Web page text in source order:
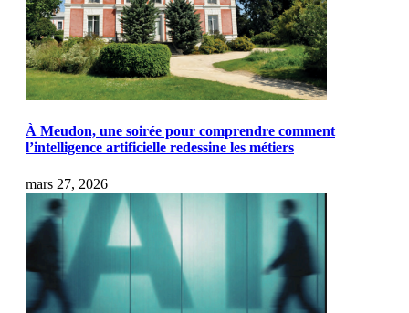
À Meudon, une soirée pour comprendre comment
l’intelligence artificielle redessine les métiers
mars 27, 2026